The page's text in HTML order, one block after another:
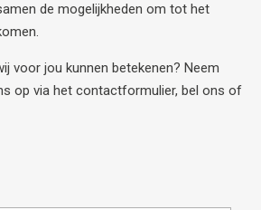
de mogelijkheden om tot het
voor jou kunnen betekenen? Neem
op via het contactformulier, bel ons of